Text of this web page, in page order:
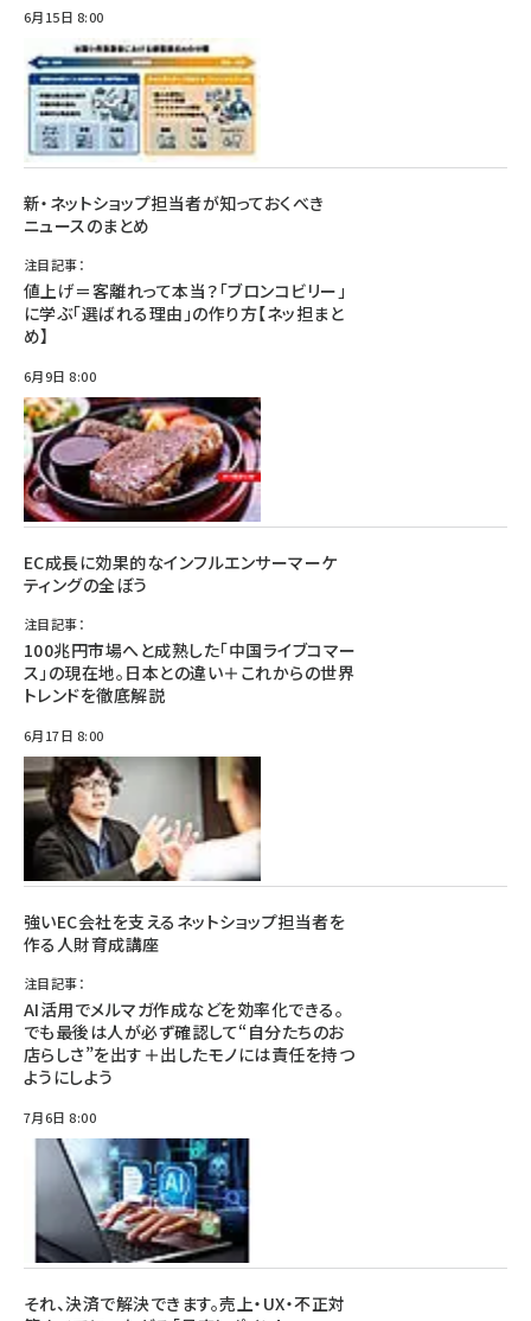
6月15日 8:00
新・ネットショップ担当者が知っておくべき
ニュースのまとめ
注目記事：
値上げ＝客離れって本当？「ブロンコビリー」
に学ぶ「選ばれる理由」の作り方【ネッ担まと
め】
6月9日 8:00
EC成長に効果的なインフルエンサーマーケ
ティングの全ぼう
注目記事：
100兆円市場へと成熟した「中国ライブコマー
ス」の現在地。日本との違い＋これからの世界
トレンドを徹底解説
6月17日 8:00
強いEC会社を支えるネットショップ担当者を
作る人財育成講座
注目記事：
AI活用でメルマガ作成などを効率化できる。
でも最後は人が必ず確認して“自分たちのお
店らしさ”を出す＋出したモノには責任を持つ
ようにしよう
7月6日 8:00
それ、決済で解決できます。売上・UX・不正対